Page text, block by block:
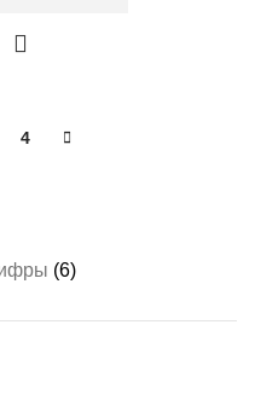
(6)
4